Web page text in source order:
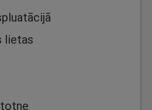
lietas